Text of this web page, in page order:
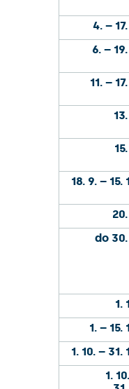
4. –
6. –
11. –
18. 9. – 15.
do
1.
1. – 15.
1. 10. – 31.
1.